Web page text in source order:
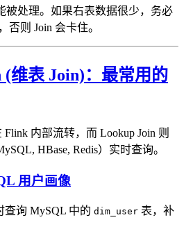
被处理。如果右表数据很少，务必
，否则 Join 会卡住。
(维表 Join)：最常用的
内部流转，而 Lookup Join 则
HBase, Redis）实时查询。
用户画像
查询 MySQL 中的 dim_user 表，补